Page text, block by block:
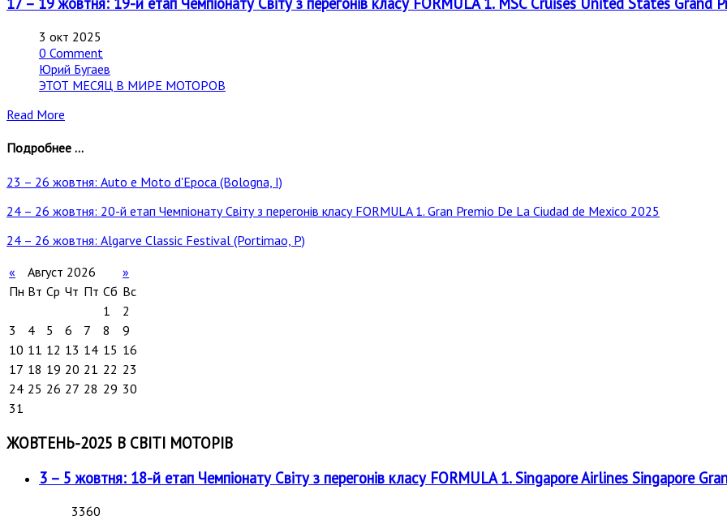
3 окт 2025
0 Comment
Юрий Бугаев
ЭТОТ МЕСЯЦ В МИРЕ МОТОРОВ
Read More
Подробнее ...
23 – 26 жовтня: Auto e Moto d'Epoca (Bologna, I)
24 – 26 жовтня: 20-й етап Чемпіонату Світу з перегонів класу FORMULA 1. Gran Premio De La Ciudad de Mexico 2025
24 – 26 жовтня: Algarve Classic Festival (Portimao, P)
«
Август 2026
»
Пн Вт Ср Чт Пт Сб Вс
1
2
3
4 5 6 7 8
9
10 11 12 13 14 15 16
17 18 19 20 21 22 23
24 25 26 27 28 29 30
31
ЖОВТЕНЬ-2025 В СВІТІ МОТОРІВ
3 – 5 жовтня: 18-й етап Чемпіонату Світу з перегонів класу FORMULA 1. Singapore Airlines Singapore
3360